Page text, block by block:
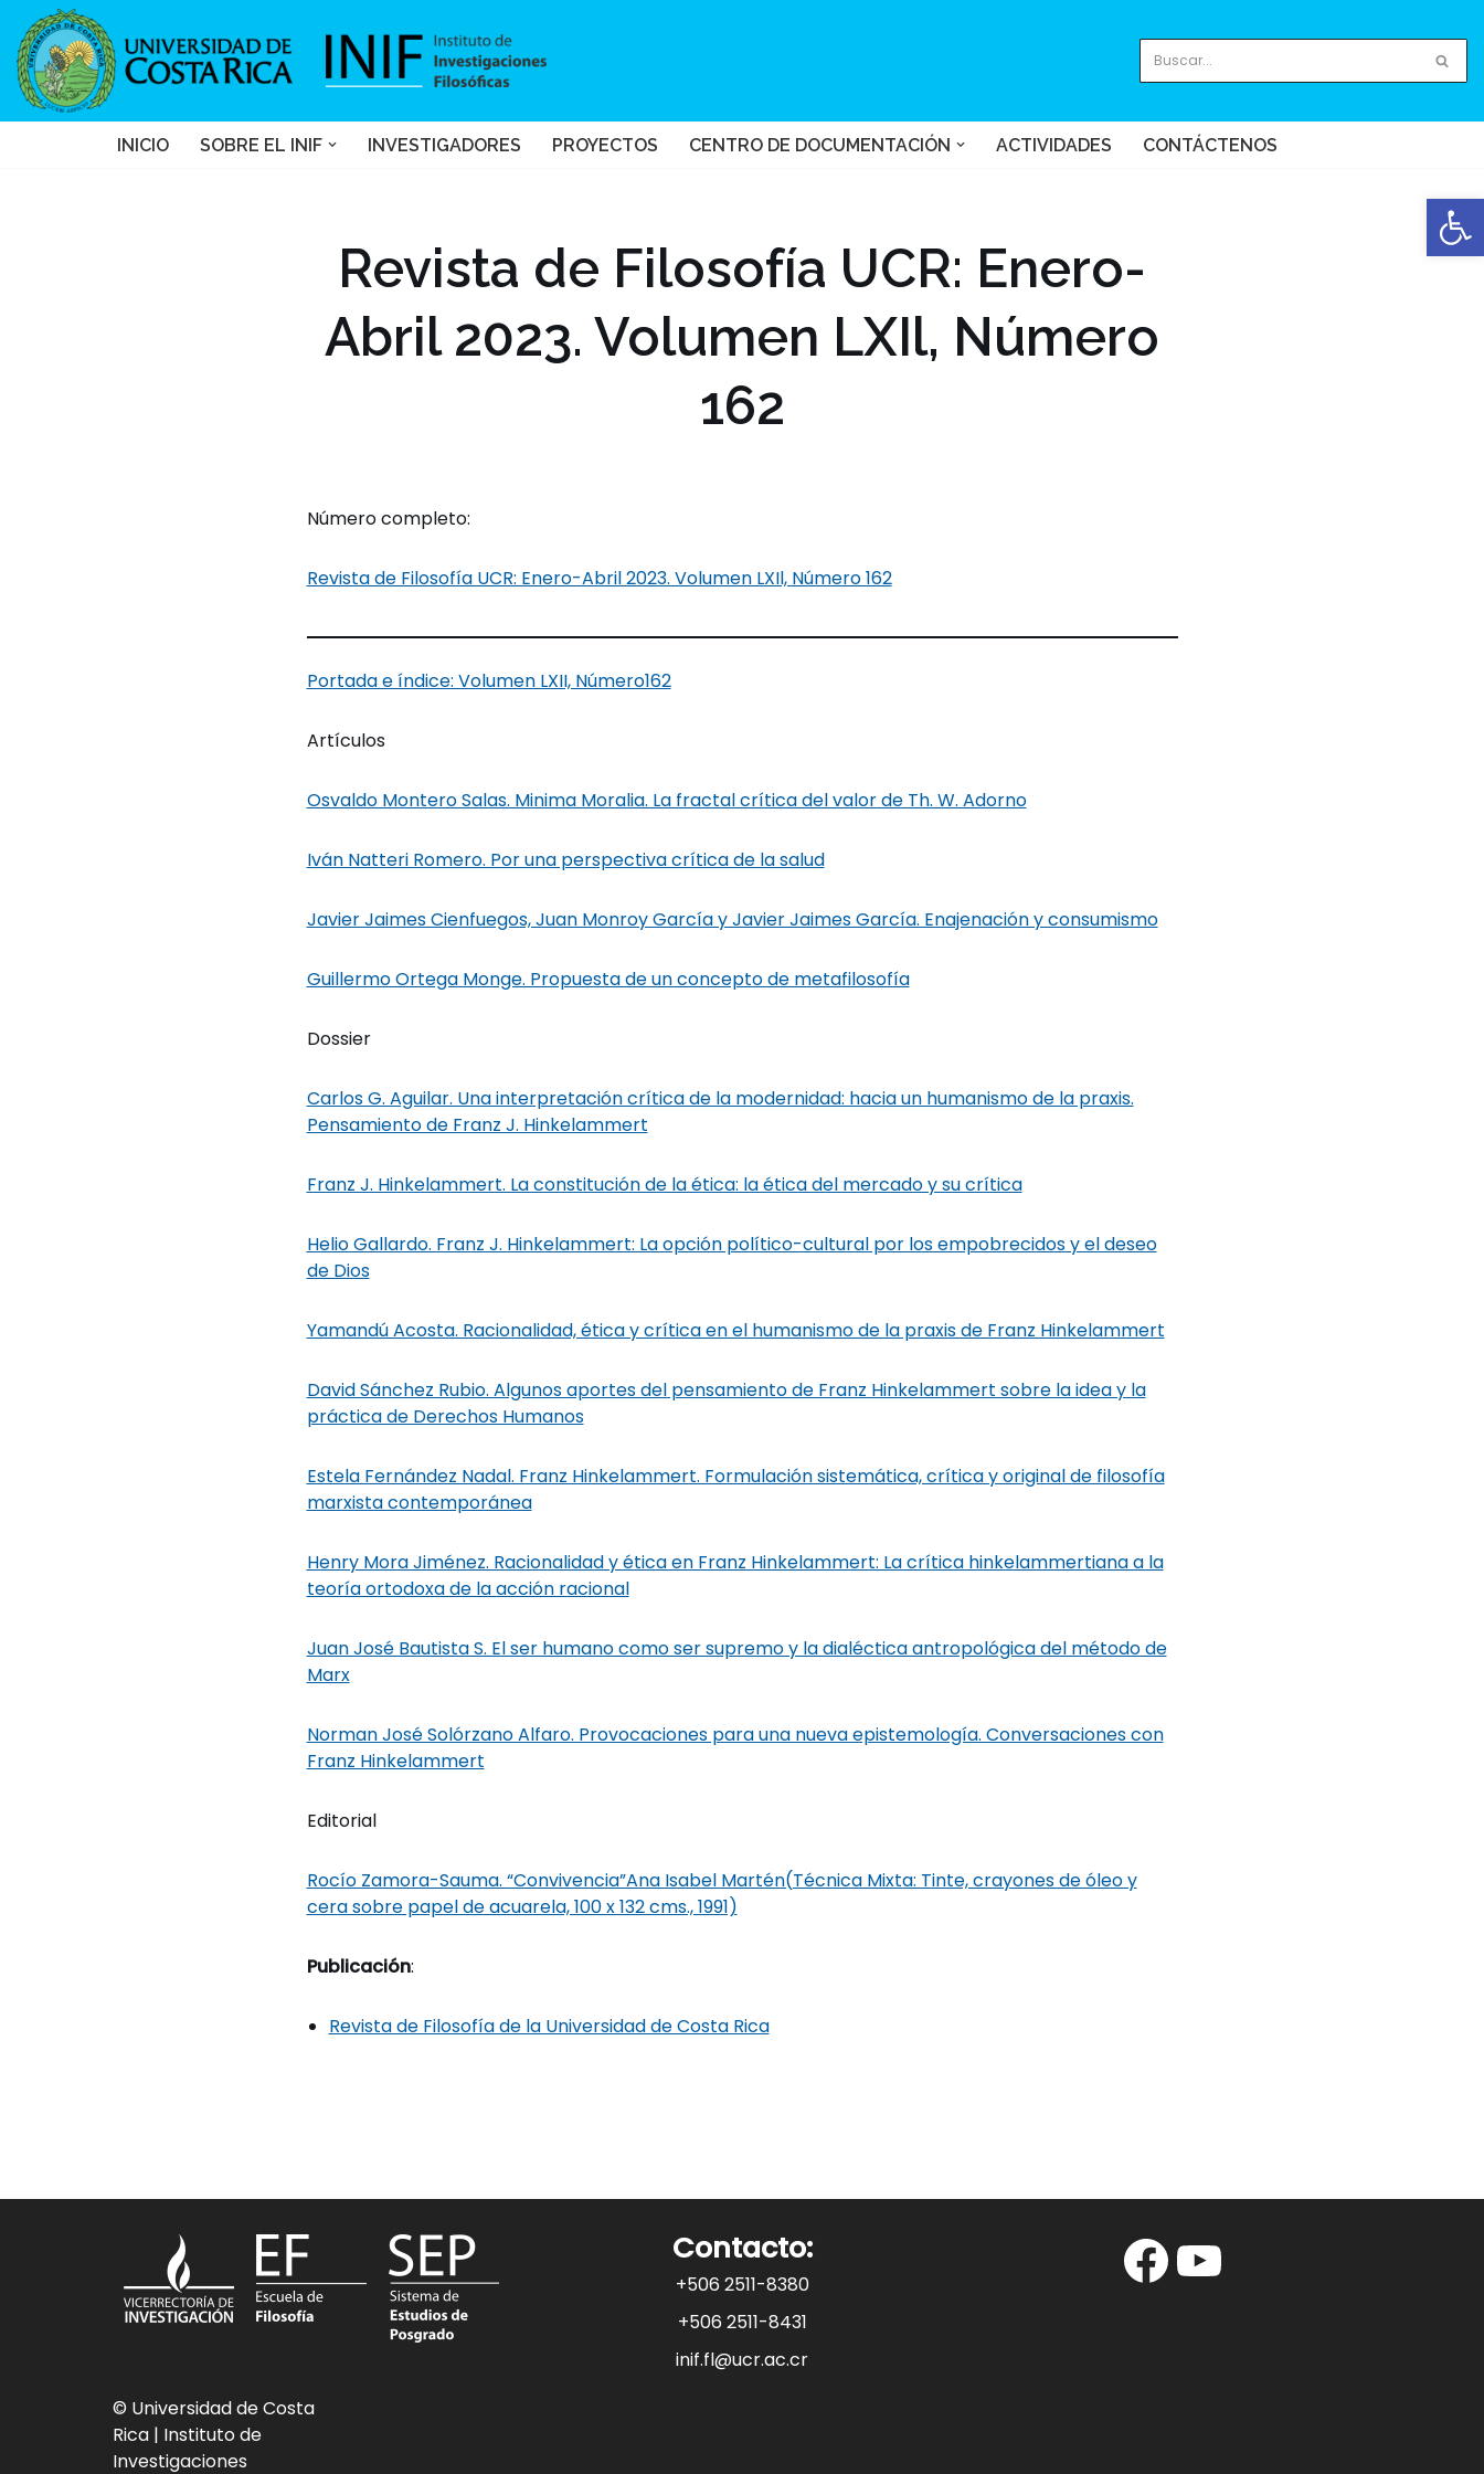
Saltar
al
contenido
INICIO SOBRE EL INIF INVESTIGADORES PROYECTOS CENTRO DE DOCUMENTACIÓN ACTIVIDADES CONTÁCTENOS
Revista de Filosofía UCR: Enero-
Abril 2023. Volumen LXIl, Número
162
Número completo:
Revista de Filosofía UCR: Enero-Abril 2023. Volumen LXIl, Número 162
Portada e índice: Volumen LXII, Número162
Artículos
Osvaldo Montero Salas. Minima Moralia. La fractal crítica del valor de Th. W. Adorno
Iván Natteri Romero. Por una perspectiva crítica de la salud
Javier Jaimes Cienfuegos, Juan Monroy García y Javier Jaimes García. Enajenación y consumismo
Guillermo Ortega Monge. Propuesta de un concepto de metafilosofía
Dossier
Carlos G. Aguilar. Una interpretación crítica de la modernidad: hacia un humanismo de la praxis.
Pensamiento de Franz J. Hinkelammert
Franz J. Hinkelammert. La constitución de la ética: la ética del mercado y su crítica
Helio Gallardo. Franz J. Hinkelammert: La opción político-cultural por los empobrecidos y el deseo
de Dios
Yamandú Acosta. Racionalidad, ética y crítica en el humanismo de la praxis de Franz Hinkelammert
David Sánchez Rubio. Algunos aportes del pensamiento de Franz Hinkelammert sobre la idea y la
práctica de Derechos Humanos
Estela Fernández Nadal. Franz Hinkelammert. Formulación sistemática, crítica y original de filosofía
marxista contemporánea
Henry Mora Jiménez. Racionalidad y ética en Franz Hinkelammert: La crítica hinkelammertiana a la
teoría ortodoxa de la acción racional
Juan José Bautista S. El ser humano como ser supremo y la dialéctica antropológica del método de
Marx
Norman José Solórzano Alfaro. Provocaciones para una nueva epistemología. Conversaciones con
Franz Hinkelammert
Editorial
Rocío Zamora-Sauma. “Convivencia”Ana Isabel Martén(Técnica Mixta: Tinte, crayones de óleo y
cera sobre papel de acuarela, 100 x 132 cms., 1991)
Publicación:
Revista de Filosofía de la Universidad de Costa Rica
Contacto:
+506 2511-8380
+506 2511-8431
inif.fl@ucr.ac.cr
© Universidad de Costa
Rica | Instituto de
Investigaciones